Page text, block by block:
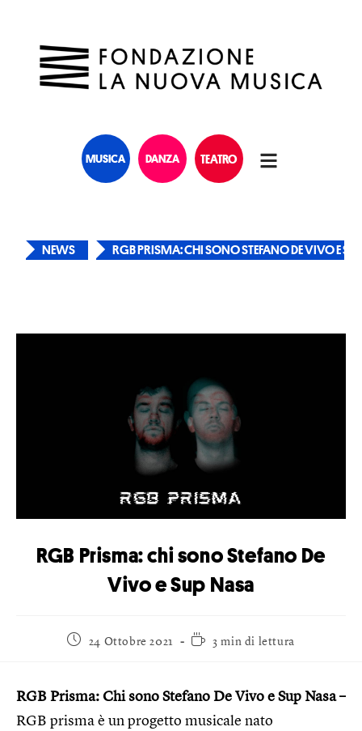
MUSICA DANZA TEATRO
NEWS RGB PRISMA: CHI SONO STEFANO DE VIVO E
RGB Prisma: chi sono Stefano De
Vivo e Sup Nasa
24 Ottobre 2021 3 min di lettura
RGB Prisma: Chi sono Stefano De Vivo e Sup Nasa –
RGB prisma è un progetto musicale nato